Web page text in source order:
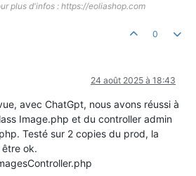
plus d'infos : https://eoliashop.com
0
24 août 2025 à 18:43
avec ChatGpt, nous avons réussi à
Image.php et du controller admin
Testé sur 2 copies du prod, la
ok.